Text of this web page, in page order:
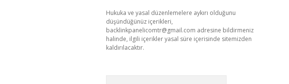
Hukuka ve yasal düzenlemelere aykırı olduğunu
düşündüğünüz içerikleri,
backlinkpanelicomtr@gmail.com adresine bildirmeniz
halinde, ilgili içerikler yasal süre içerisinde sitemizden
kaldırılacaktır.